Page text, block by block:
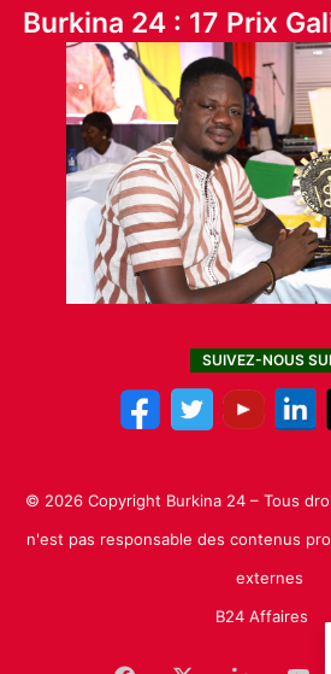
Burkina 24 : 17 Prix
SUIVEZ-NOUS
© 2026 Copyright Burkina 24 – Tous
n'est pas responsable des contenus
externes
B24 Affaires